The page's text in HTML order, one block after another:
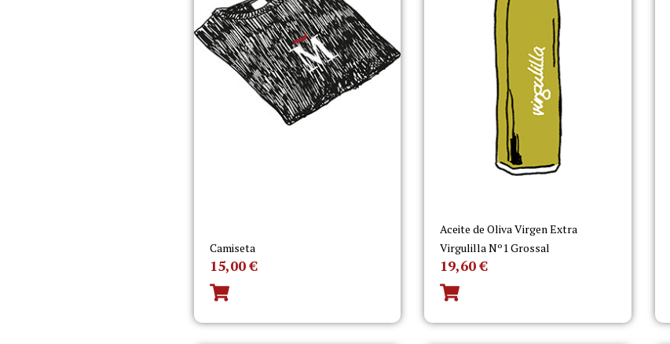
Camiseta
15,00€
Aceite de Oliva Virgen Extra
Virgulilla Nº1 Grossal
19,60€